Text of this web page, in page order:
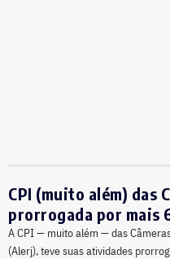
CPI (muito além) das
prorrogada por mais
A CPI — muito além — das
(Alerj), teve suas atividades